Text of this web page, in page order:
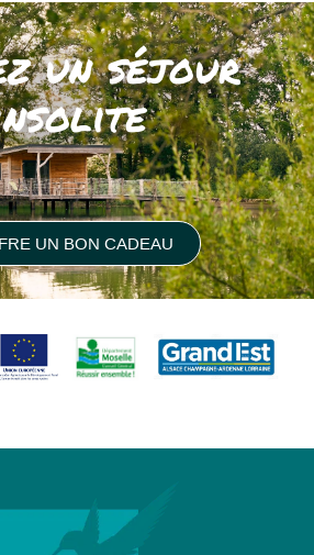
un séjour
UN BON CADEAU